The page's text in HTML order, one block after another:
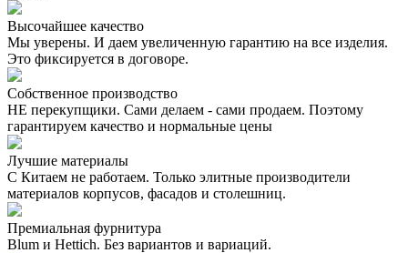
Высочайшее качество
Мы уверены. И даем увеличенную гарантию на все изделия.
Это фиксируется в договоре.
Собственное производство
НЕ перекупщики. Сами делаем - сами продаем. Поэтому
гарантируем качество и нормальные цены
Лучшие материалы
С Китаем не работаем. Только элитные производители
материалов корпусов, фасадов и столешниц.
Премиальная фурнитура
Blum и Hettich. Без вариантов и вариаций.